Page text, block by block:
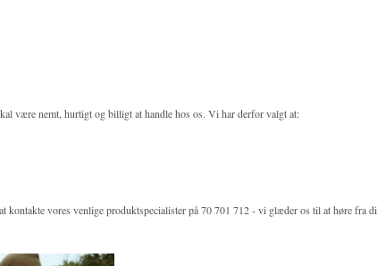
være nemt, hurtigt og billigt at handle hos os. Vi har derfor valgt at:
kontakte vores venlige produktspecialister på 70 701 712 - vi glæder os til at høre fra